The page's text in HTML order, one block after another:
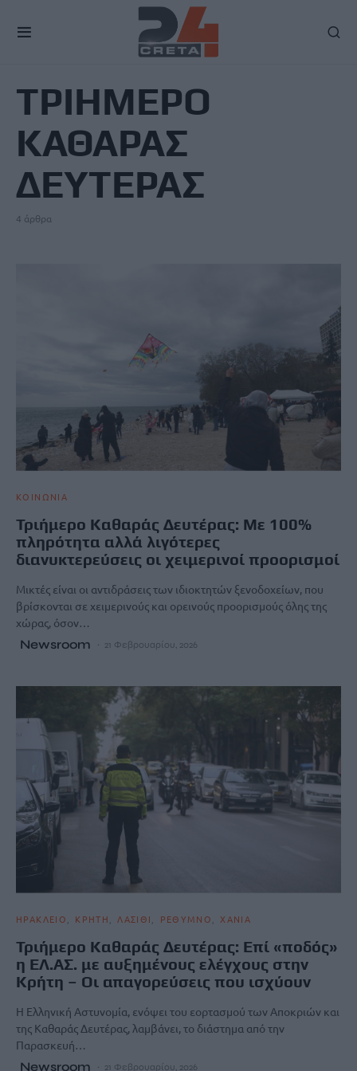
ΤΡΙΗΜΕΡΟ
ΚΑΘΑΡΑΣ
ΔΕΥΤΕΡΑΣ
4 άρθρα
ΚΟΙΝΩΝΙΑ
Τριήμερο Καθαράς Δευτέρας: Με 100%
πληρότητα αλλά λιγότερες
διανυκτερεύσεις οι χειμερινοί προορισμοί
Μικτές είναι οι αντιδράσεις των ιδιοκτητών ξενοδοχείων, που
βρίσκονται σε χειμερινούς και ορεινούς προορισμούς όλης της
χώρας, όσον…
Newsroom 21 Φεβρουαρίου, 2026
ΗΡΑΚΛΕΙΟ ΚΡΗΤΗ ΛΑΣΙΘΙ ΡΕΘΥΜΝΟ ΧΑΝΙΑ
Τριήμερο Καθαράς Δευτέρας: Επί «ποδός»
η ΕΛ.ΑΣ. με αυξημένους ελέγχους στην
Κρήτη – Οι απαγορεύσεις που ισχύουν
Η Ελληνική Αστυνομία, ενόψει του εορτασμού των Αποκριών και
της Καθαράς Δευτέρας, λαμβάνει, το διάστημα από την
Παρασκευή…
Newsroom 21 Φεβρουαρίου, 2026